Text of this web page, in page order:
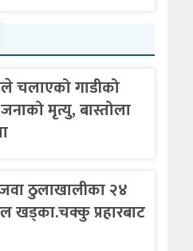
चलाएको गाडीको
मृत्यु, बास्तोला
ठुलाखालीका २४
खड्का.चक्कु प्रहारबाट